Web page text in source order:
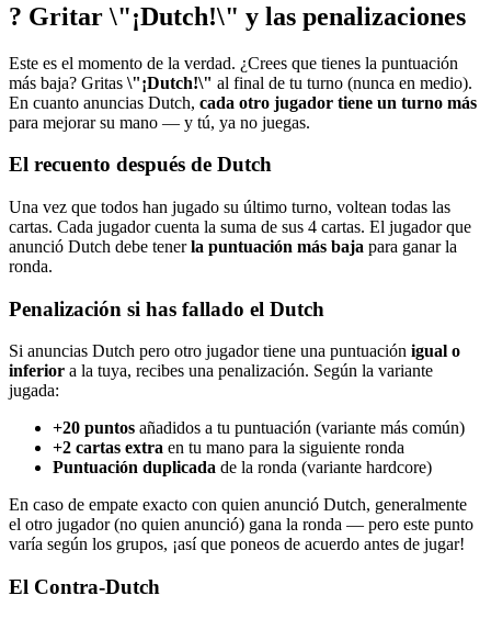
? Gritar \"¡Dutch!\" y las penalizaciones
Este es el momento de la verdad. ¿Crees que tienes la puntuación
más baja? Gritas \"¡Dutch!\" al final de tu turno (nunca en medio).
En cuanto anuncias Dutch, cada otro jugador tiene un turno más
para mejorar su mano — y tú, ya no juegas.
El recuento después de Dutch
Una vez que todos han jugado su último turno, voltean todas las
cartas. Cada jugador cuenta la suma de sus 4 cartas. El jugador que
anunció Dutch debe tenerla puntuación más baja para ganar la
ronda.
Penalización si has fallado el Dutch
Si anuncias Dutch pero otro jugador tiene una puntuación igual o
inferior a la tuya, recibes una penalización. Según la variante
jugada:
+20 puntos añadidos a tu puntuación (variante más común)
+2 cartas extra en tu mano para la siguiente ronda
Puntuación duplicada de la ronda (variante hardcore)
En caso de empate exacto con quien anunció Dutch, generalmente
el otro jugador (no quien anunció) gana la ronda — pero este punto
varía según los grupos, ¡así que poneos de acuerdo antes de jugar!
El Contra-Dutch